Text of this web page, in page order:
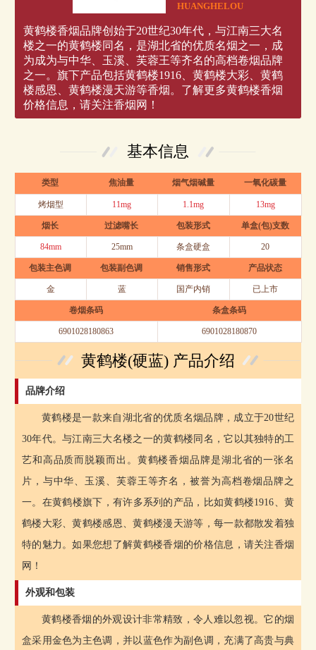
HUANGHELOU
黄鹤楼香烟品牌创始于20世纪30年代，与江南三大名
楼之一的黄鹤楼同名，是湖北省的优质名烟之一，成
为成为与中华、玉溪、芙蓉王等齐名的高档卷烟品牌
之一。旗下产品包括黄鹤楼1916、黄鹤楼大彩、黄鹤
楼感恩、黄鹤楼漫天游等香烟。了解更多黄鹤楼香烟
价格信息，请关注香烟网！
基本信息
类型 焦油量 烟气烟碱量 一氧化碳量
烤烟型 11mg 1.1mg 13mg
烟长 过滤嘴长 包装形式 单盒(包)支数
84mm 25mm 条盒硬盒 20
包装主色调 包装副色调 销售形式 产品状态
金 蓝 国产内销 已上市
卷烟条码 条盒条码
6901028180863 6901028180870
黄鹤楼(硬蓝) 产品介绍
品牌介绍
黄鹤楼是一款来自湖北省的优质名烟品牌，成立于20世纪
30年代。与江南三大名楼之一的黄鹤楼同名，它以其独特的工
艺和高品质而脱颖而出。黄鹤楼香烟品牌是湖北省的一张名
片，与中华、玉溪、芙蓉王等齐名，被誉为高档卷烟品牌之
一。在黄鹤楼旗下，有许多系列的产品，比如黄鹤楼1916、黄
鹤楼大彩、黄鹤楼感恩、黄鹤楼漫天游等，每一款都散发着独
特的魅力。如果您想了解黄鹤楼香烟的价格信息，请关注香烟
网！
外观和包装
黄鹤楼香烟的外观设计非常精致，令人难以忽视。它的烟
盒采用金色为主色调，并以蓝色作为副色调，充满了高贵与典